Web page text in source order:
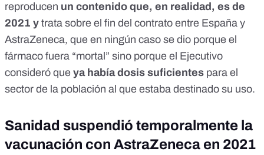
reproducen un contenido que, en realidad, es de
2021 y trata sobre el fin del contrato entre España y
AstraZeneca, que en ningún caso se dio porque el
fármaco fuera “mortal” sino porque el Ejecutivo
consideró que ya había dosis suficientes para el
sector de la población al que estaba destinado su uso.
Sanidad suspendió temporalmente la
vacunación con AstraZeneca en 2021